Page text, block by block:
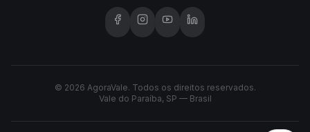
© 2026 AgoraVale. Todos os direitos reservados.
Vale do Paraíba, SP — Brasil